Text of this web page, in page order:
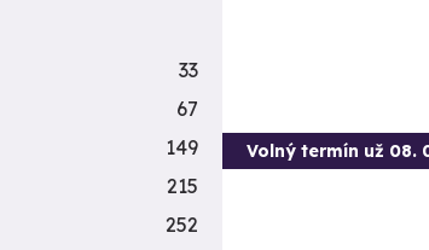
Volný termín už 08.
33
67
149
215
252